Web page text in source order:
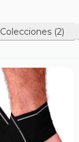
Colecciones (2)